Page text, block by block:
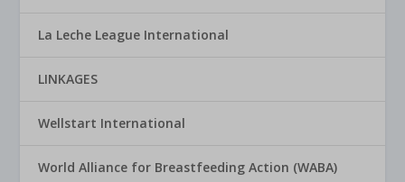
La Leche League International
LINKAGES
Wellstart International
World Alliance for Breastfeeding Action (WABA)